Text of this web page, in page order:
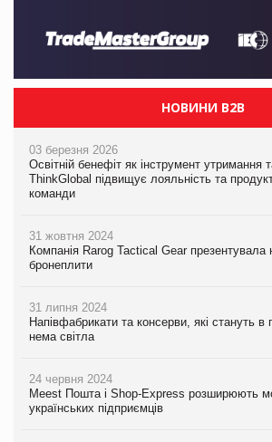
НОВИНИ B2B
03 березня 2026
Освітній бенефіт як інструмент утримання
ThinkGlobal підвищує лояльність та
команди
31 жовтня 2024
Компанія Rarog Tactical Gear презентувала
бронеплити
31 липня 2024
Напівфабрикати та консерви, які стануть в
нема світла
24 червня 2024
Meest Пошта і Shop-Express розширюють
українських підприємців